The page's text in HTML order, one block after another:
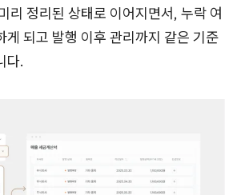
리 정리된 상태로 이어지면서, 누락 여
게 되고 발행 이후 관리까지 같은 기준
다.